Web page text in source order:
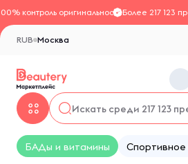
контроль оригинальностиБолее 217 123
Москва
RUB
БАДы и витамины Спортивное